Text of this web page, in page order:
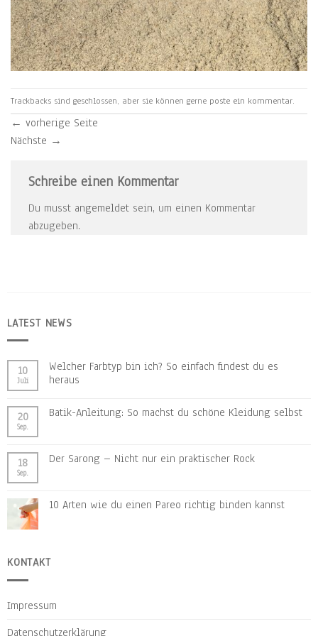
Trackbacks sind geschlossen, aber sie können gerne poste ein kommentar.
← vorherige Seite
Nächste →
Schreibe einen Kommentar
Du musst angemeldet sein, um einen Kommentar
abzugeben.
LATEST NEWS
10
Juli
Welcher Farbtyp bin ich? So einfach findest du es
heraus
20
Sep.
Batik-Anleitung: So machst du schöne Kleidung selbst
18
Sep.
Der Sarong – Nicht nur ein praktischer Rock
10 Arten wie du einen Pareo richtig binden kannst
KONTAKT
Impressum
Datenschutzerklärung